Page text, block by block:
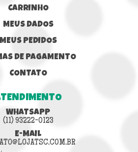
CARRINHO
MEUS DADOS
MEUS PEDIDOS
DE PAGAMENTO
CONTATO
WHATSAPP
(11) 93222-0123
E-MAIL